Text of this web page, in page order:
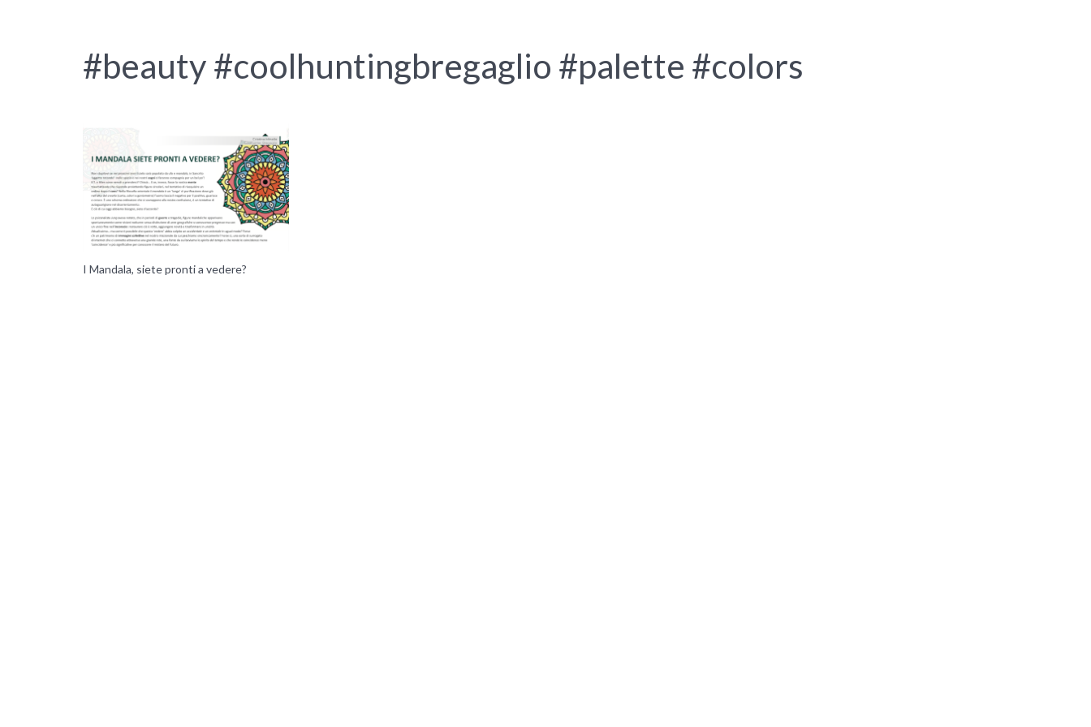
#beauty #coolhuntingbregaglio #palette #colors
I Mandala, siete pronti a vedere?